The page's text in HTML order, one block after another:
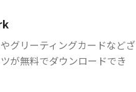
グリーティングカードなどざ
が無料でダウンロードでき